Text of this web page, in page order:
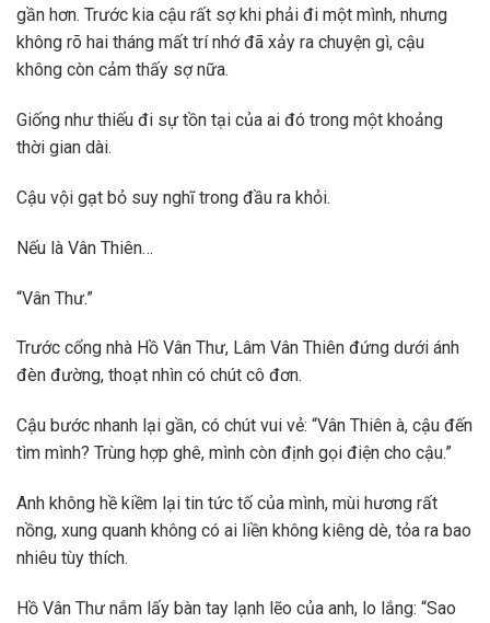
gần hơn. Trước kia cậu rất sợ khi phải đi một mình, nhưng
không rõ hai tháng mất trí nhớ đã xảy ra chuyện gì, cậu
không còn cảm thấy sợ nữa.
Giống như thiếu đi sự tồn tại của ai đó trong một khoảng
thời gian dài.
Cậu vội gạt bỏ suy nghĩ trong đầu ra khỏi.
Nếu là Vân Thiên…
“Vân Thư.”
Trước cổng nhà Hồ Vân Thư, Lâm Vân Thiên đứng dưới ánh
đèn đường, thoạt nhìn có chút cô đơn.
Cậu bước nhanh lại gần, có chút vui vẻ: “Vân Thiên à, cậu đến
tìm mình? Trùng hợp ghê, mình còn định gọi điện cho cậu.”
Anh không hề kiềm lại tin tức tố của mình, mùi hương rất
nồng, xung quanh không có ai liền không kiêng dè, tỏa ra bao
nhiêu tùy thích.
Hồ Vân Thư nắm lấy bàn tay lạnh lẽo của anh, lo lắng: “Sao